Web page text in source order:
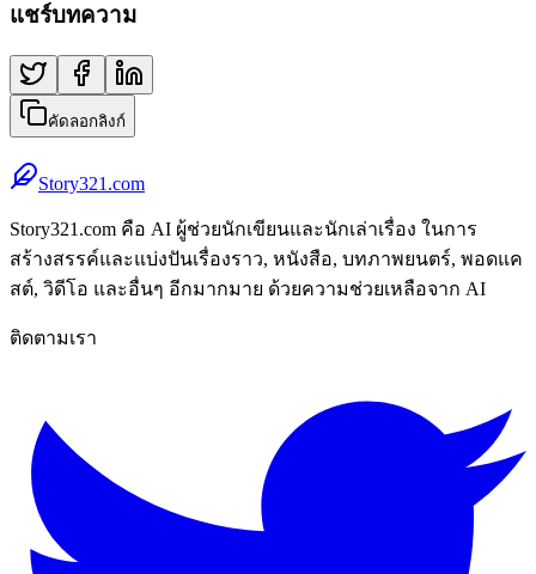
แชร์บทความ
คัดลอกลิงก์
Story321.com
Story321.com คือ AI ผู้ช่วยนักเขียนและนักเล่าเรื่อง ในการ
สร้างสรรค์และแบ่งปันเรื่องราว, หนังสือ, บทภาพยนตร์, พอดแค
สต์, วิดีโอ และอื่นๆ อีกมากมาย ด้วยความช่วยเหลือจาก AI
ติดตามเรา